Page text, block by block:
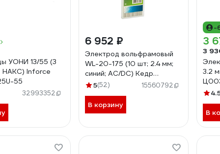
УОНИ 13/55 (3
НАКС) Inforce
55
32993352
6 952 ₽
Электрод вольфрамовый
WL-20-175 (10 шт; 2.4 мм;
синий; AC/DC) Кедр
7340005
5(52) 15560792
В корзину
-
3
3
3.2
В